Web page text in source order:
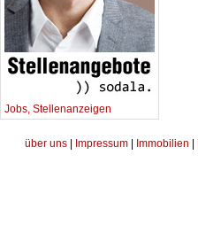
Jobs, Stellenanzeigen
über uns Impressum Immobilien